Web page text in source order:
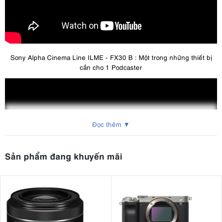
Sony Alpha Cinema Line ILME - FX30 B : Một trong những thiết bị
cần cho 1 Podcaster
Đọc thêm ▼
Sản phẩm đang khuyến mãi